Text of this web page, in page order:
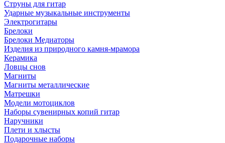
Струны для гитар
Ударные музыкальные инструменты
Электрогитары
Брелоки
Брелоки Медиаторы
Изделия из природного камня-мрамора
Керамика
Ловцы снов
Магниты
Магниты металлические
Матрешки
Модели мотоциклов
Наборы сувенирных копий гитар
Наручники
Плети и хлысты
Подарочные наборы